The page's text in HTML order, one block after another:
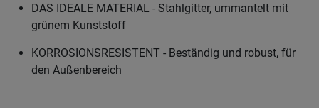
DAS IDEALE MATERIAL - Stahlgitter, ummantelt mit
grünem Kunststoff
KORROSIONSRESISTENT - Beständig und robust, für
den Außenbereich